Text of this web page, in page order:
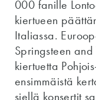
000 fanille
kiertueen
Italiassa.
Springsteen
kiertuetta
ensimmäistä
siellä konsertit